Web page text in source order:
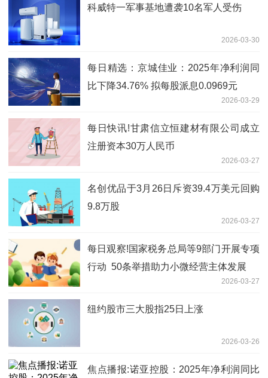
科威特一军事基地遭袭10名军人受伤
2026-03-30
每日精选：京城佳业：2025年净利润同
比下降34.76% 拟每股派息0.0969元
2026-03-29
每日快讯!甘肃信立恒建材有限公司成立
注册资本30万人民币
2026-03-27
名创优品于3月26日斥资39.4万美元回购
9.8万股
2026-03-27
每日观察!国家税务总局等9部门开展专项
行动 50条举措助力小微经营主体发展
2026-03-27
纽约股市三大股指25日上涨
2026-03-26
焦点播报:诺亚控股：2025年净利润同比